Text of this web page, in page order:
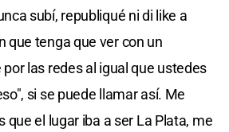
subí, republiqué ni di like a
que tenga que ver con un
las redes al igual que ustedes
si se puede llamar así. Me
que el lugar iba a ser La Plata, me